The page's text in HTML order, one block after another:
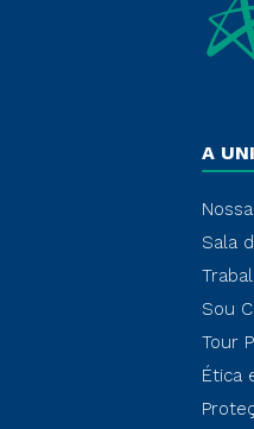
A
Sala
Sou
Tour
Ética